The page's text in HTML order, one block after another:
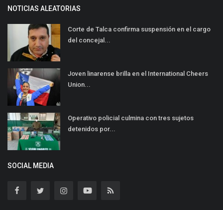
NOTICIAS ALEATORIAS
Corte de Talca confirma suspensión en el cargo
del concejal...
Joven linarense brilla en el International Cheers
Union...
Operativo policial culmina con tres sujetos
detenidos por...
SOCIAL MEDIA